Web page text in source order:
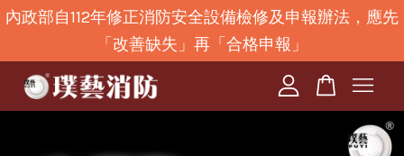
內政部自112年修正消防安全設備檢修及申報辦法，應先
「改善缺失」再「合格申報」
您的購物車目前還是空的。